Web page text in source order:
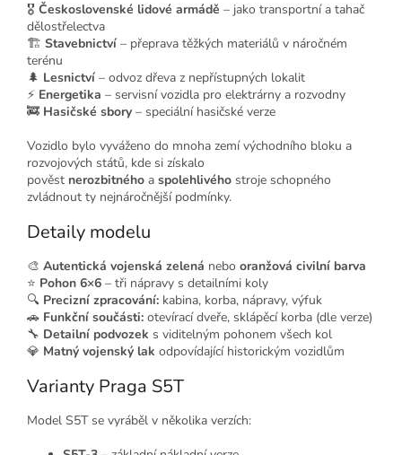
🎖️ Československé lidové armádě – jako transportní a tahač
dělostřelectva
🏗️ Stavebnictví – přeprava těžkých materiálů v náročném
terénu
🌲 Lesnictví – odvoz dřeva z nepřístupných lokalit
⚡ Energetika – servisní vozidla pro elektrárny a rozvodny
🚒 Hasičské sbory – speciální hasičské verze
Vozidlo bylo vyváženo do mnoha zemí východního bloku a
rozvojových států, kde si získalo
pověst nerozbitného a spolehlivého stroje schopného
zvládnout ty nejnáročnější podmínky.
Detaily modelu
🎨 Autentická vojenská zelená nebo oranžová civilní barva
⭐ Pohon 6×6 – tři nápravy s detailními koly
🔍 Precizní zpracování: kabina, korba, nápravy, výfuk
🚗 Funkční součásti: otevírací dveře, sklápěcí korba (dle verze)
🔧 Detailní podvozek s viditelným pohonem všech kol
💎 Matný vojenský lak odpovídající historickým vozidlům
Varianty Praga S5T
Model S5T se vyráběl v několika verzích: